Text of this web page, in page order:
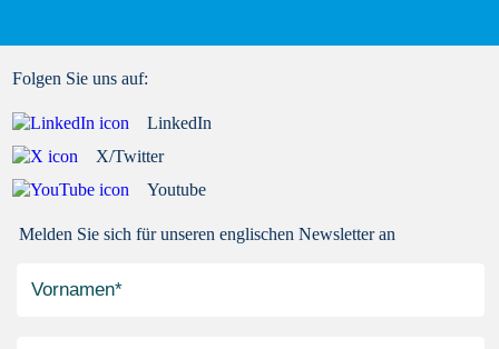
Melden Sie sich für unseren englischen Newsletter an
Folgen Sie uns auf:
LinkedIn
X/Twitter
Youtube